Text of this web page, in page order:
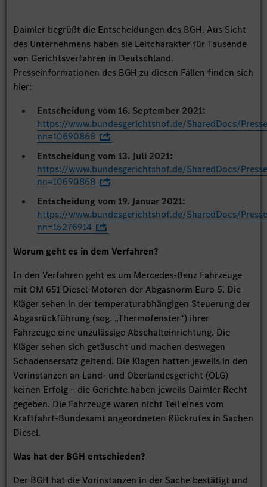
Daimler begrüßt die Entscheidungen des BGH. Aus Sicht
des Unternehmens haben sie Leitcharakter für Tausende
von Gerichtsverfahren in Deutschland.
Presseinformationen des BGH zu diesen Fällen finden sich
hier:
Entscheidung vom 16. September 2021:
https://www.bundesgerichtshof.de/SharedDocs/
nn=10690868
Entscheidung vom 13. Juli 2021:
https://www.bundesgerichtshof.de/SharedDocs/
nn=10690868
Entscheidung vom 19. Januar 2021:
https://www.bundesgerichtshof.de/SharedDocs/
nn=15276914
Worum geht es in dem Verfahren?
In den Verfahren geht es um Mercedes-Benz Fahrzeuge
mit OM 651 Diesel-Motoren der Abgasnorm Euro 5. Die
Kläger sehen in der temperaturabhängigen Steuerung der
Abgasrückführung (sog. „Thermofenster“) ihrer
Fahrzeuge eine unzulässige Abschalteinrichtung. Die
Kläger sehen sich getäuscht und machen deswegen
Schadensersatz geltend. Die Klagen hatten jeweils in den
Vorinstanzen an Land- und Oberlandesgericht (OLG)
keinen Erfolg – die Gerichte haben jeweils Daimler Recht
gegeben. Die Fahrzeuge waren nicht Teil eines vom
Kraftfahrt-Bundesamt angeordneten Rückrufes in Sachen
Diesel.
Was hat der BGH entschieden?
Der BGH hat die Vorinstanzen in der Sache bestätigt und